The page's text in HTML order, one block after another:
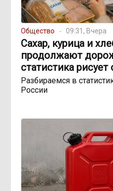
Общество 09:31, Вчера
Сахар, курица и
продолжают
статистика рисует
Разбираемся в
России